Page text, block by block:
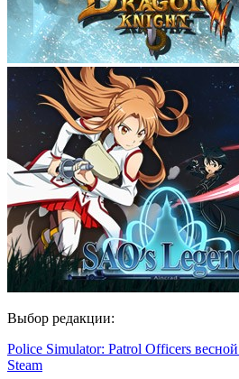
Выбор редакции:
Police Simulator: Patrol Officers
Steam